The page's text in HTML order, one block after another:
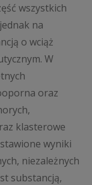
wszystkich
na
o wciąż
W
oraz
klasterowe
wyniki
niezależnych
substancją,